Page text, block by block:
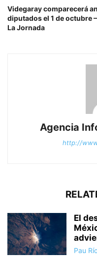
Videgaray comparecerá
diputados el 1 de octubre
La Jornada
Agencia
http://
El
Pau